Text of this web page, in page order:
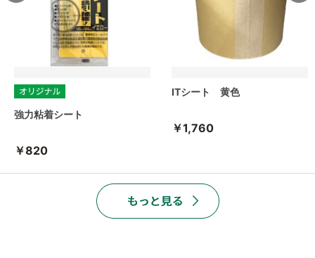
強力粘着シート
￥820
ITシート 黄色
￥1,760